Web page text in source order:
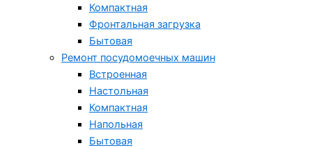
Компактная
Фронтальная загрузка
Бытовая
Ремонт посудомоечных машин
Встроенная
Настольная
Компактная
Напольная
Бытовая